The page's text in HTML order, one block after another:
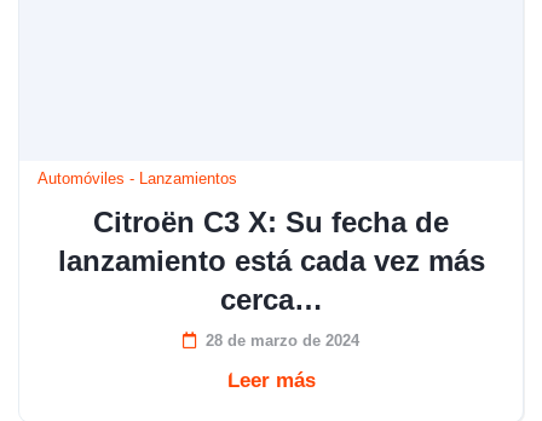
Automóviles - Lanzamientos
Citroën C3 X: Su fecha de
lanzamiento está cada vez más
cerca…
28 de marzo de 2024
Leer más